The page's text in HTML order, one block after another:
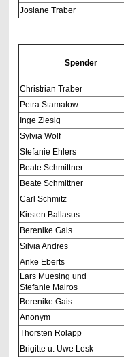
Josiane Traber
Spender
Christrian Traber
Petra Stamatow
Inge Ziesig
Sylvia Wolf
Stefanie Ehlers
Beate Schmittner
Beate Schmittner
Carl Schmitz
Kirsten Ballasus
Berenike Gais
Silvia Andres
Anke Eberts
Lars Muesing und
Stefanie Mairos
Berenike Gais
Anonym
Thorsten Rolapp
Brigitte u. Uwe Lesk